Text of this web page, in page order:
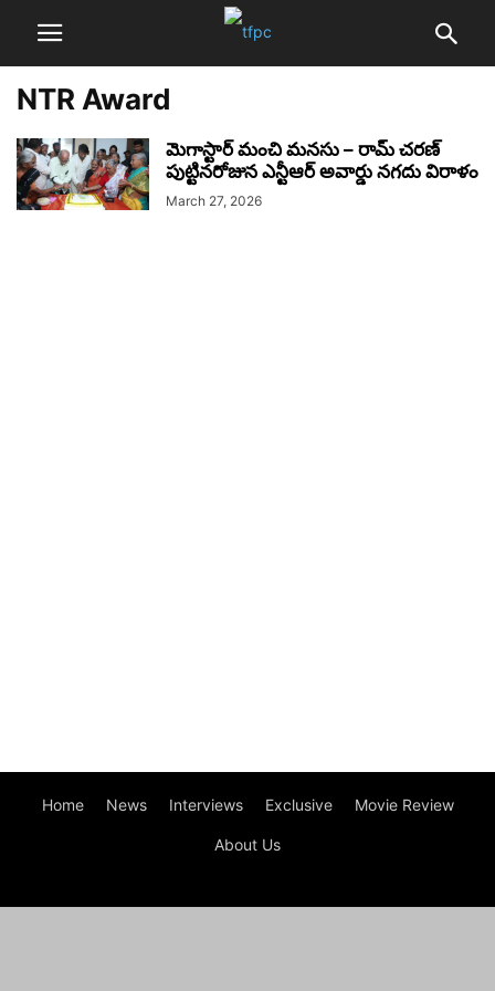
NTR Award
మెగాస్టార్ మంచి మనసు – రామ్ చరణ్
పుట్టినరోజున ఎన్టీఆర్ అవార్డు నగదు విరాళం
March 27, 2026
Home News Interviews Exclusive Movie Review
About Us